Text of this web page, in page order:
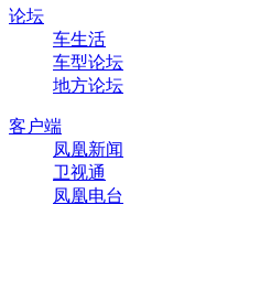
论坛
车生活
车型论坛
地方论坛
客户端
凤凰新闻
卫视通
凤凰电台